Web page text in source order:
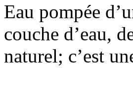
Eau pompée
couche d’eau,
naturel; c’est